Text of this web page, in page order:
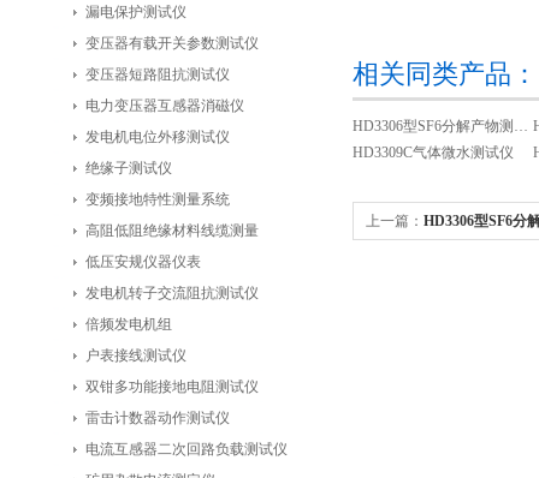
漏电保护测试仪
变压器有载开关参数测试仪
变压器短路阻抗测试仪
电力变压器互感器消磁仪
发电机电位外移测试仪
绝缘子测试仪
变频接地特性测量系统
高阻低阻绝缘材料线缆测量
低压安规仪器仪表
发电机转子交流阻抗测试仪
倍频发电机组
户表接线测试仪
双钳多功能接地电阻测试仪
雷击计数器动作测试仪
电流互感器二次回路负载测试仪
相关同类产品：
HD3306型SF6分解产物测试仪
HD3309C气体微水测试仪
上一篇： HD3306型SF6分